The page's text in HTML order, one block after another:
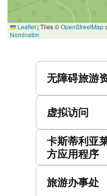
Leaflet | Tiles ©OpenStreetMap
Nominatim
无障碍旅游
虚拟访问
卡斯蒂利亚
方应用程序
旅游办事处